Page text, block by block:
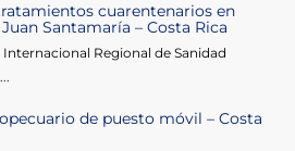
cuarentenarios en
Santamaría – Costa Rica
Regional de Sanidad
de puesto móvil – Costa